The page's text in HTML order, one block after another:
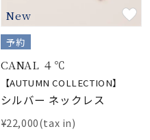
New
予約
CANAL ４℃
【AUTUMN COLLECTION】
シルバー ネックレス
¥22,000(tax in)